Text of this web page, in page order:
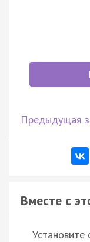
Предыдущая
Вместе с
Установите